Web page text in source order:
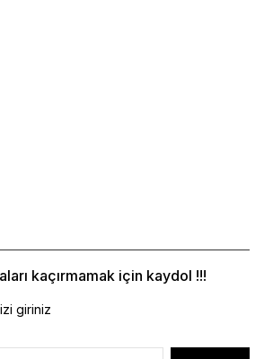
kaçırmamak için kaydol !!!
giriniz